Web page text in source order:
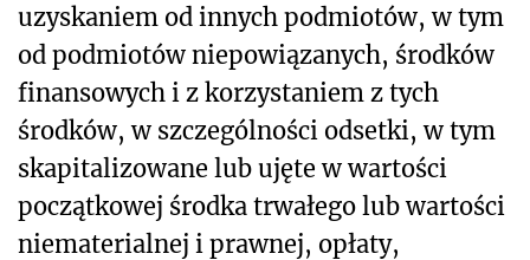
uzyskaniem od innych podmiotów, w tym
od podmiotów niepowiązanych, środków
finansowych i z korzystaniem z tych
środków, w szczególności odsetki, w tym
skapitalizowane lub ujęte w wartości
początkowej środka trwałego lub wartości
niematerialnej i prawnej, opłaty,